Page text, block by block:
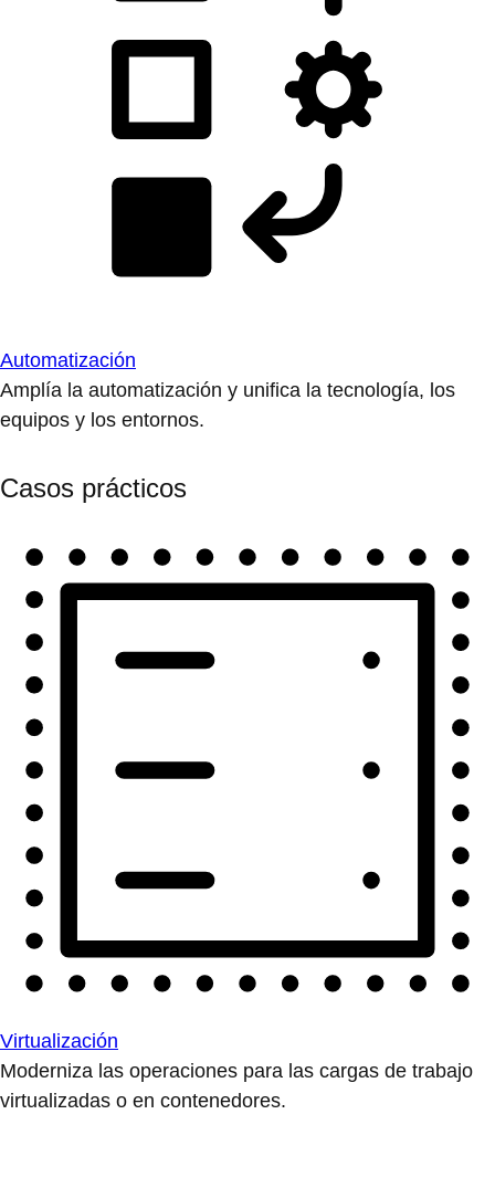
Automatización
Amplía la automatización y unifica la tecnología, los
equipos y los entornos.
Casos prácticos
Virtualización
Moderniza las operaciones para las cargas de trabajo
virtualizadas o en contenedores.